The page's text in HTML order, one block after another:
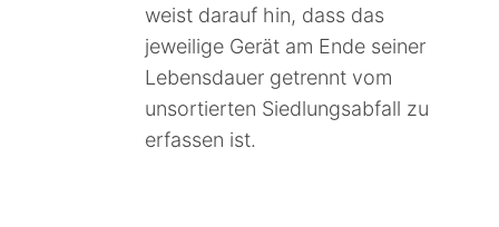
weist darauf hin, dass das
jeweilige Gerät am Ende seiner
Lebensdauer getrennt vom
unsortierten Siedlungsabfall zu
erfassen ist.